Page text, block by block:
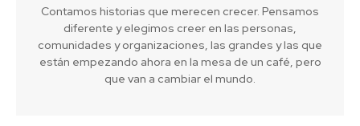
Contamos historias que merecen crecer. Pensamos
diferente y elegimos creer en las personas,
comunidades y organizaciones, las grandes y las que
están empezando ahora en la mesa de un café, pero
que van a cambiar el mundo.